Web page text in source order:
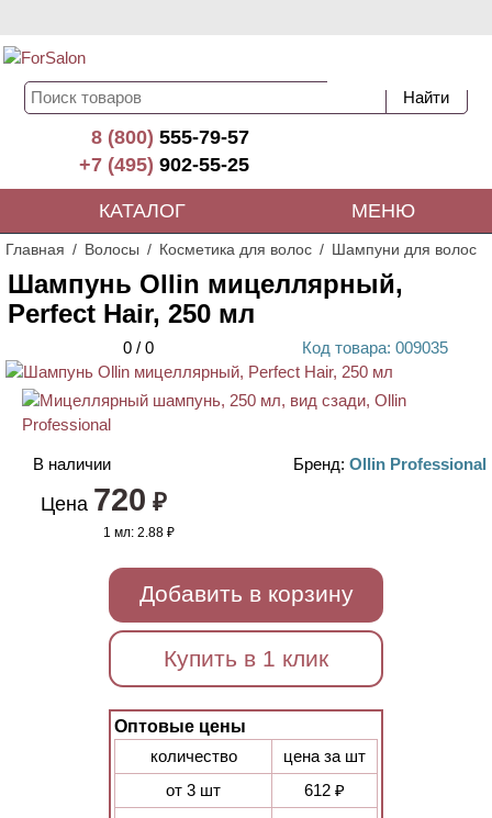
8 (800)555-79-57
+7 (495)902-55-25
КАТАЛОГ МЕНЮ
Главная Волосы Косметика для волос Шампуни для волос
Шампунь Ollin мицеллярный,
Perfect Hair, 250 мл
0 / 0 Код товара: 009035
В наличии Бренд: Ollin Professional
Цена 720 ₽
1 мл:2.88 ₽
Добавить в корзину
Купить в 1 клик
Оптовые цены
количество
цена за шт
от 3 шт
612 ₽